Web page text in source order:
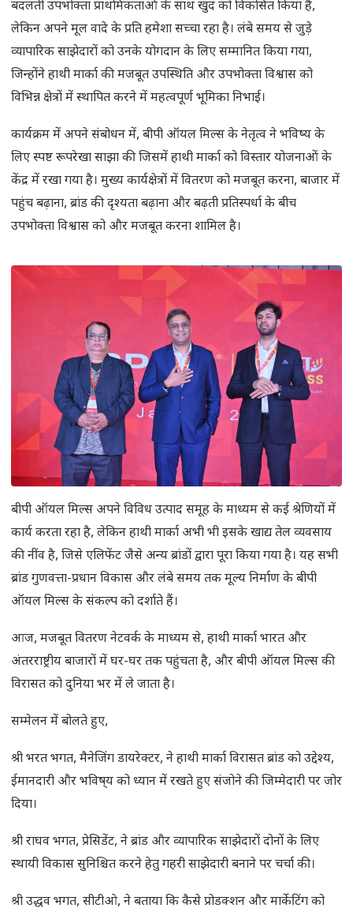
बदलती उपभोक्ता प्राथमिकताओं के साथ खुद को विकसित किया है,
लेकिन अपने मूल वादे के प्रति हमेशा सच्चा रहा है। लंबे समय से जुड़े
व्यापारिक साझेदारों को उनके योगदान के लिए सम्मानित किया गया,
जिन्होंने हाथी मार्का की मजबूत उपस्थिति और उपभोक्ता विश्वास को
विभिन्न क्षेत्रों में स्थापित करने में महत्वपूर्ण भूमिका निभाई।
कार्यक्रम में अपने संबोधन में, बीपी ऑयल मिल्स के नेतृत्व ने भविष्य के
लिए स्पष्ट रूपरेखा साझा की जिसमें हाथी मार्का को विस्तार योजनाओं के
केंद्र में रखा गया है। मुख्य कार्यक्षेत्रों में वितरण को मजबूत करना, बाजार में
पहुंच बढ़ाना, ब्रांड की दृश्यता बढ़ाना और बढ़ती प्रतिस्पर्धा के बीच
उपभोक्ता विश्वास को और मजबूत करना शामिल है।
बीपी ऑयल मिल्स अपने विविध उत्पाद समूह के माध्यम से कई श्रेणियों में
कार्य करता रहा है, लेकिन हाथी मार्का अभी भी इसके खाद्य तेल व्यवसाय
की नींव है, जिसे एलिफेंट जैसे अन्य ब्रांडों द्वारा पूरा किया गया है। यह सभी
ब्रांड गुणवत्ता-प्रधान विकास और लंबे समय तक मूल्य निर्माण के बीपी
ऑयल मिल्स के संकल्प को दर्शाते हैं।
आज, मजबूत वितरण नेटवर्क के माध्यम से, हाथी मार्का भारत और
अंतरराष्ट्रीय बाजारों में घर-घर तक पहुंचता है, और बीपी ऑयल मिल्स की
विरासत को दुनिया भर में ले जाता है।
सम्मेलन में बोलते हुए,
श्री भरत भगत, मैनेजिंग डायरेक्टर, ने हाथी मार्का विरासत ब्रांड को उद्देश्य,
ईमानदारी और भविष्‌य को ध्यान में रखते हुए संजोने की जिम्मेदारी पर जोर
दिया।
श्री राघव भगत, प्रेसिडेंट, ने ब्रांड और व्यापारिक साझेदारों दोनों के लिए
स्थायी विकास सुनिश्चित करने हेतु गहरी साझेदारी बनाने पर चर्चा की।
श्री उद्धव भगत, सीटीओ, ने बताया कि कैसे प्रोडक्शन और मार्केटिंग को